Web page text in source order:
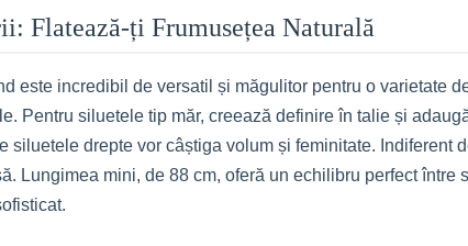
Flatează-ți Frumusețea Naturală
este incredibil de versatil și măgulitor pentru o varietate
Pentru siluetele tip măr, creează definire în talie și
siluetele drepte vor câștiga volum și feminitate. Indiferent
Lungimea mini, de 88 cm, oferă un echilibru perfect